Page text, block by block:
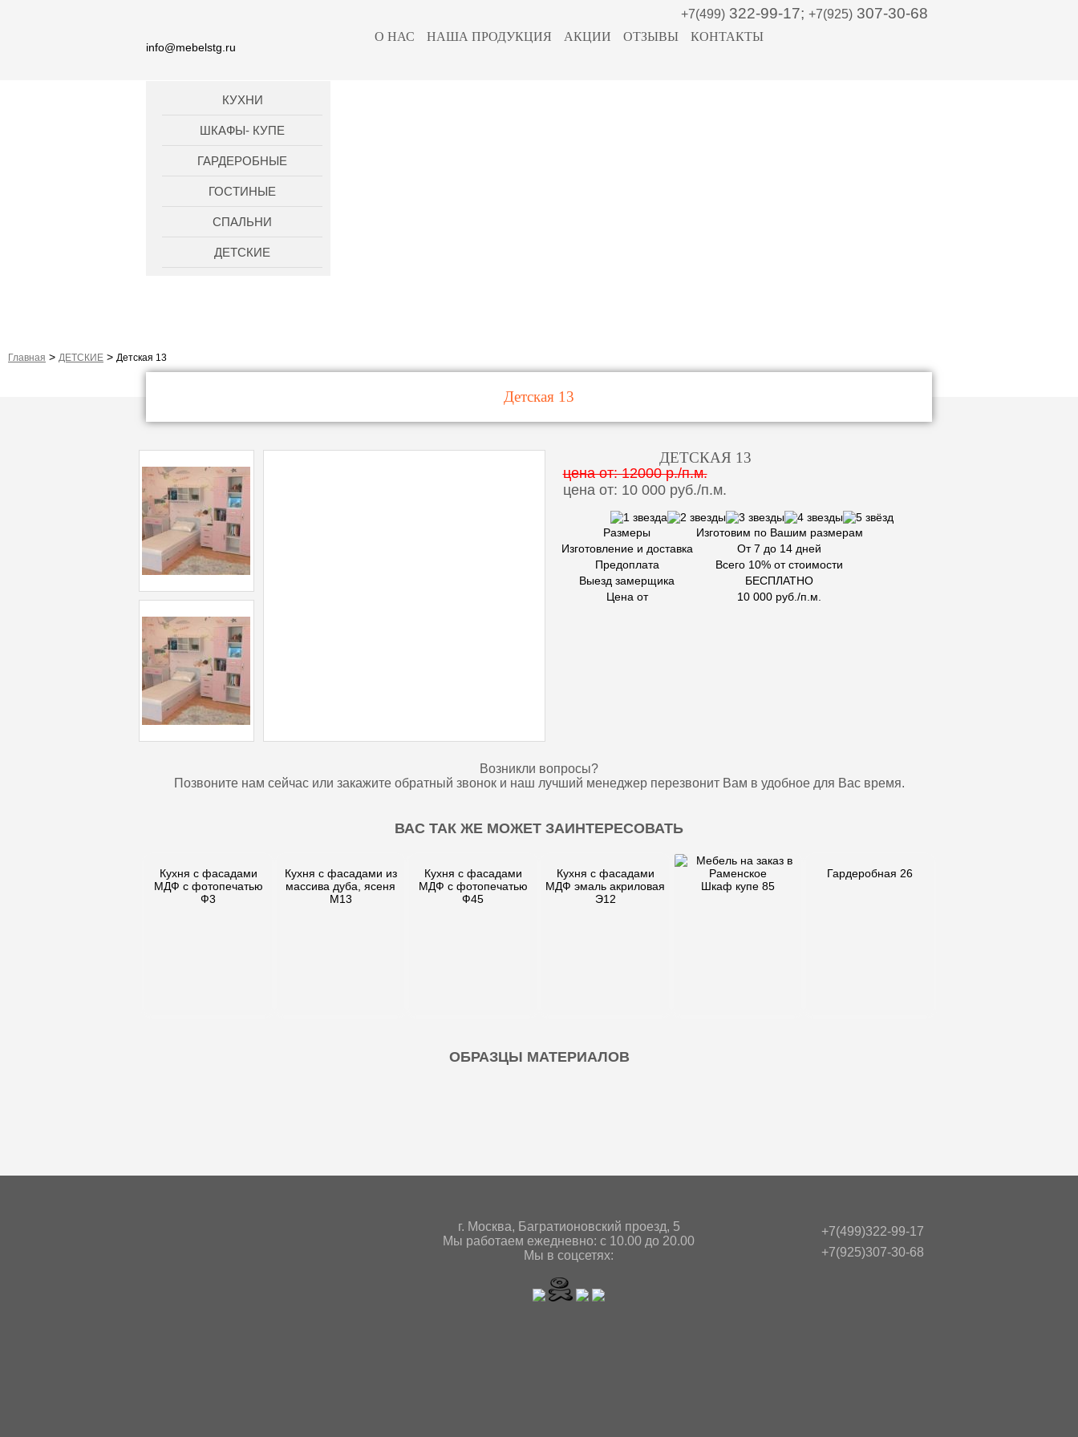
info@mebelstg.ru
О НАС НАША ПРОДУКЦИЯ АКЦИИ ОТЗЫВЫ КОНТАКТЫ
+7(499) 322-99-17; +7(925) 307-30-68
КУХНИ
ШКАФЫ- КУПЕ
ГАРДЕРОБНЫЕ
ГОСТИНЫЕ
СПАЛЬНИ
ДЕТСКИЕ
Главная > ДЕТСКИЕ > Детская 13
Детская 13
ДЕТСКАЯ 13
цена от: 12000 р./п.м.
цена от: 10 000 руб./п.м.
Размеры
Изготовим по Вашим размерам
Изготовление и доставка
От 7 до 14 дней
Предоплата
Всего 10% от стоимости
Выезд замерщика
БЕСПЛАТНО
Цена от
10 000 руб./п.м.
Возникли вопросы?
Позвоните нам сейчас или закажите обратный звонок и наш лучший менеджер перезвонит Вам в удобное для Вас время.
ВАС ТАК ЖЕ МОЖЕТ ЗАИНТЕРЕСОВАТЬ
Кухня с фасадами
МДФ с фотопечатью
Ф3
Кухня с фасадами из
массива дуба, ясеня
М13
Кухня с фасадами
МДФ с фотопечатью
Ф45
Кухня с фасадами
МДФ эмаль акриловая
Э12
Шкаф купе 85
Гардеробная 26
ОБРАЗЦЫ МАТЕРИАЛОВ
+7(499)322-99-17
+7(925)307-30-68
г. Мoсква, Багратионовский проезд, 5
Мы работаем ежедневно: с 10.00 до 20.00
Мы в соцсетях: